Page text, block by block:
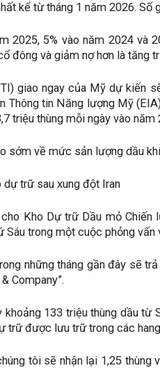
kể từ tháng 1 năm 2026. Số
2025, 5% vào năm 2024 và
đông và giảm nợ hơn là tăng
giao ngay của Mỹ dự kiến
Thông tin Năng lượng Mỹ
triệu thùng mỗi ngày vào năm
sớm về mức sản lượng dầu
dự trữ sau xung đột Iran
Kho Dự trữ Dầu mỏ
trong một cuộc phỏng vấn
những tháng gần đây sẽ
Company”.
133 triệu thùng dầu
trữ được lưu trữ trong các
tôi sẽ nhận lại 1,25 thùng